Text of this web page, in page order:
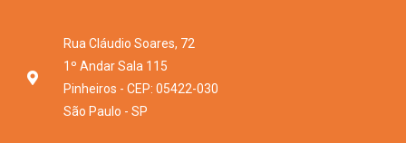
Rua Cláudio Soares, 72
1º Andar Sala 115
Pinheiros - CEP: 05422-030
São Paulo - SP